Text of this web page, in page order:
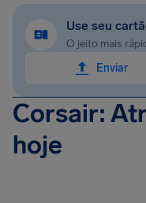
Use seu
O jeito mais
Enviar
Corsair:
hoje